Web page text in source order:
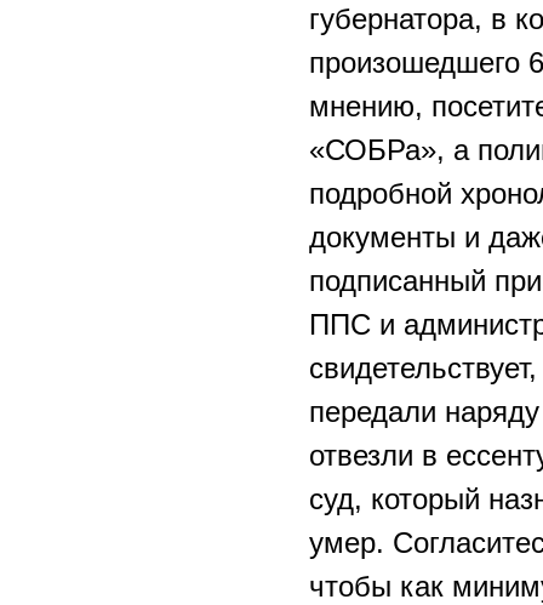
губернатора, в
произошедшего
мнению,
«СОБРа», а
подробной
документы и
подписанный
ППС и
передали
отвезли в
суд, который
умер.
чтобы как